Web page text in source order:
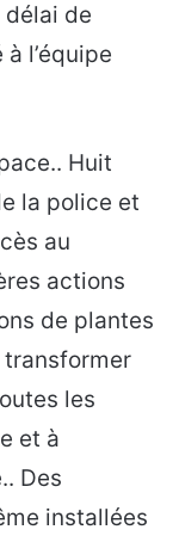
de
l’équipe
Huit
la police et
au
actions
de plantes
les
et à
Des
installées